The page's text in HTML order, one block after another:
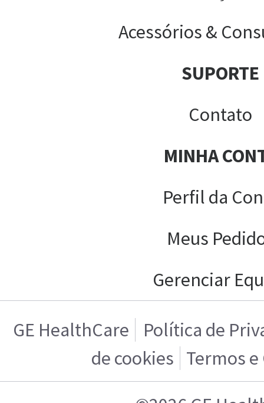
Acessórios &
SUPORTE
Contato
MINHA
Perfil da
Meus
Gerenciar
GE HealthCare
Política de
de cookies Termos